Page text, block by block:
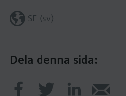
Dela denna sida:
SE (sv)